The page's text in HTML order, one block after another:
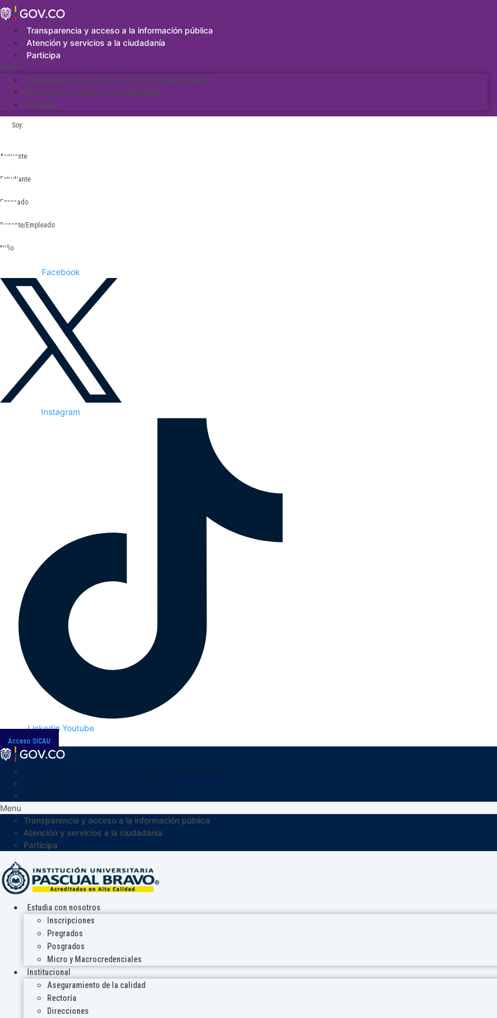
Saltar
al
contenidoTransparencia y acceso a la información pública
Atención y servicios a la ciudadanía
Participa
Menu
Transparencia y acceso a la información pública
Atención y servicios a la ciudadanía
Participa
Soy:
Aspirante
Estudiante
Egresado
Docente/Empleado
Niño
Facebook
Instagram
Linkedin Youtube
Acceso SICAU
Menu
Transparencia y acceso a la información pública
Atención y servicios a la ciudadanía
Participa
Estudia con nosotros
Inscripciones
Pregrados
Posgrados
Micro y Macrocredenciales
Institucional
Aseguramiento de la calidad
Rectoría
Direcciones